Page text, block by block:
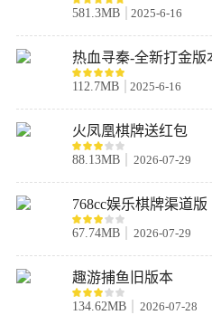
登录就送海量金币，3日好礼、龙
不停！
5、超炫皮肤，绚丽翅膀
劲爽炫酷炮台皮肤和华丽绚烂翅膀
6、原味街机，五十万炮
还原经典街机的捕鱼玩法，轻松
1、打开游戏，找到并点击“航海征
2、在这个界面找到并点击“仓库”；
3、在仓库中找到并点击你要出售的
581.3MB 2025-6-16
热血寻秦-全新打金版
112.7MB 2025-6-16
火凤凰棋牌送红包
88.13MB 2026-07-29
768cc娱乐棋牌渠道版
67.74MB 2026-07-29
趣游捕鱼旧版本
134.62MB 2026-07-28